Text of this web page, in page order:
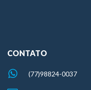
CONTATO
(77)98824-0037